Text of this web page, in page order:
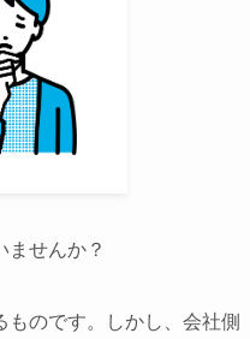
せんか？
のです。しかし、会社側